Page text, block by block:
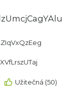
Užitečná (50)